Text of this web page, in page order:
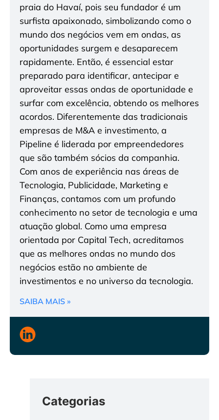
praia do Havaí, pois seu fundador é um
surfista apaixonado, simbolizando como o
mundo dos negócios vem em ondas, as
oportunidades surgem e desaparecem
rapidamente. Então, é essencial estar
preparado para identificar, antecipar e
aproveitar essas ondas de oportunidade e
surfar com excelência, obtendo os melhores
acordos. Diferentemente das tradicionais
empresas de M&A e investimento, a
Pipeline é liderada por empreendedores
que são também sócios da companhia.
Com anos de experiência nas áreas de
Tecnologia, Publicidade, Marketing e
Finanças, contamos com um profundo
conhecimento no setor de tecnologia e uma
atuação global. Como uma empresa
orientada por Capital Tech, acreditamos
que as melhores ondas no mundo dos
negócios estão no ambiente de
investimentos e no universo da tecnologia.
SAIBA MAIS »
Categorias